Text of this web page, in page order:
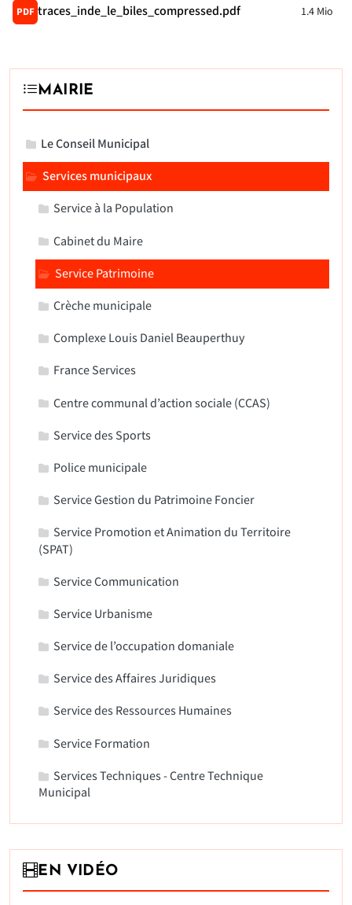
PDF traces_inde_le_biles_compressed.pdf 1.4 Mio
MAIRIE
Le Conseil Municipal
Services municipaux
Service à la Population
Cabinet du Maire
Service Patrimoine
Crèche municipale
Complexe Louis Daniel Beauperthuy
France Services
Centre communal d’action sociale (CCAS)
Service des Sports
Police municipale
Service Gestion du Patrimoine Foncier
Service Promotion et Animation du Territoire
(SPAT)
Service Communication
Service Urbanisme
Service de l’occupation domaniale
Service des Affaires Juridiques
Service des Ressources Humaines
Service Formation
Services Techniques - Centre Technique
Municipal
EN VIDÉO